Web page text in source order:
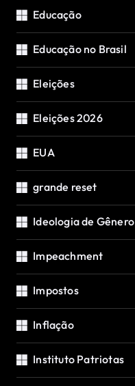
Educação
Educação no Brasil
Eleições
Eleições 2026
EUA
grande reset
Ideologia de Gênero
Impeachment
Impostos
Inflação
Instituto Patriotas